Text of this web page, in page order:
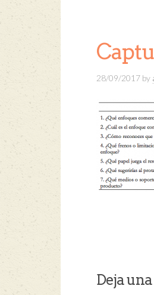
28/09/2017 by
Deja